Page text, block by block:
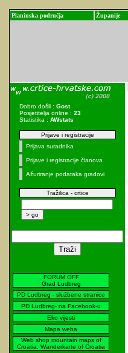
Planinska područja Županije
Dobro došli : Gost
Posjetitelja online : 23
Statistika : AWstats
Prijave i registracije
Prijava suradnika
Prijave i registracije članova
Ažuriranje podataka gradovi
Tražilica - crtice
FORUM OFF
Grad Ludbreg
PD Ludbreg - službene stranice
PD Ludbreg- na Facebook-u
Eko vijesti
Mapa weba
Web shop mountain maps of
Croatia, Wanderkarte of Croatia